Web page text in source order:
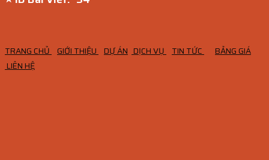
TRANG CHỦ GIỚI THIỆU DỰ ÁN DỊCH VỤ TIN TỨC
BẢNG GIÁ
LIÊN HỆ